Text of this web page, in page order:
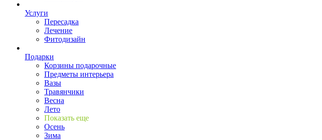
Услуги
Пересадка
Лечение
Фитодизайн
Подарки
Корзины подарочные
Предметы интерьера
Вазы
Травянчики
Весна
Лето
Показать еще
Осень
Зима